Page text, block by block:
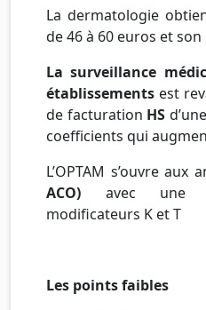
La dermatologie
de 46 à 60 euros et son
La surveillance
établissements est
de facturation HS
coefficients qui
L’OPTAM s’ouvre aux
ACO) avec une
modificateurs K et T
Les points faibles